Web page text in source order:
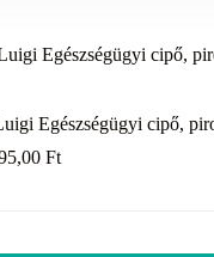
Egészségügyi cipő,
Egészségügyi cipő,
Ft